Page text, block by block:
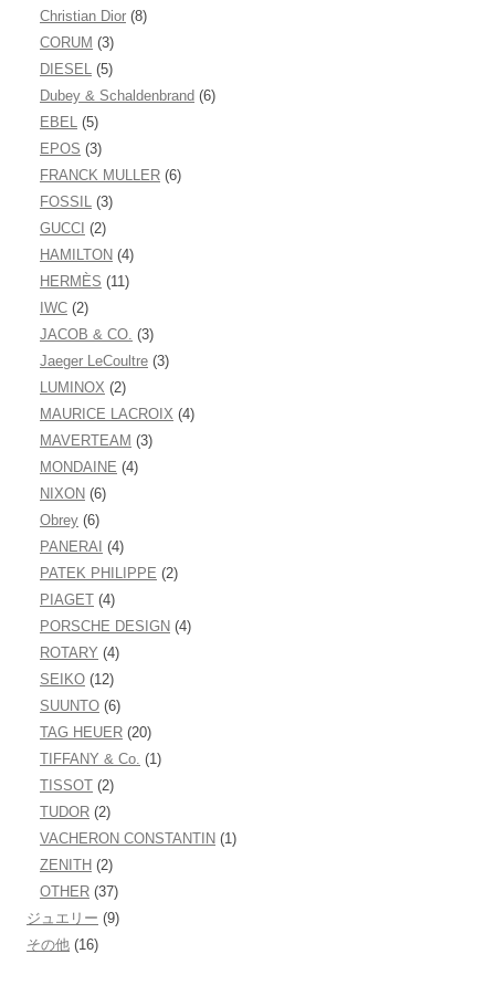
Christian Dior (8)
CORUM (3)
DIESEL (5)
Dubey & Schaldenbrand (6)
EBEL (5)
EPOS (3)
FRANCK MULLER (6)
FOSSIL (3)
GUCCI (2)
HAMILTON (4)
HERMÈS (11)
IWC (2)
JACOB & CO. (3)
Jaeger LeCoultre (3)
LUMINOX (2)
MAURICE LACROIX (4)
MAVERTEAM (3)
MONDAINE (4)
NIXON (6)
Obrey (6)
PANERAI (4)
PATEK PHILIPPE (2)
PIAGET (4)
PORSCHE DESIGN (4)
ROTARY (4)
SEIKO (12)
SUUNTO (6)
TAG HEUER (20)
TIFFANY & Co. (1)
TISSOT (2)
TUDOR (2)
VACHERON CONSTANTIN (1)
ZENITH (2)
OTHER (37)
ジュエリー (9)
その他 (16)